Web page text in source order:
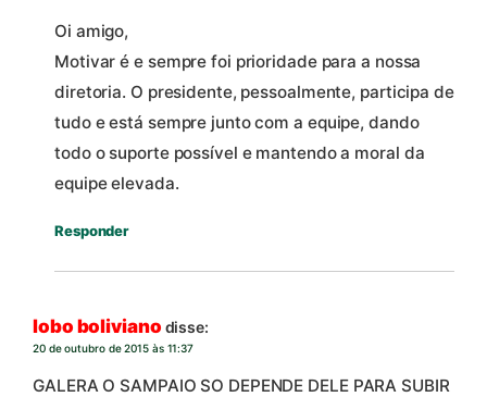
Oi amigo,
Motivar é e sempre foi prioridade para a nossa
diretoria. O presidente, pessoalmente, participa de
tudo e está sempre junto com a equipe, dando
todo o suporte possível e mantendo a moral da
equipe elevada.
Responder
lobo boliviano disse:
20 de outubro de 2015 às 11:37
GALERA O SAMPAIO SO DEPENDE DELE PARA SUBIR